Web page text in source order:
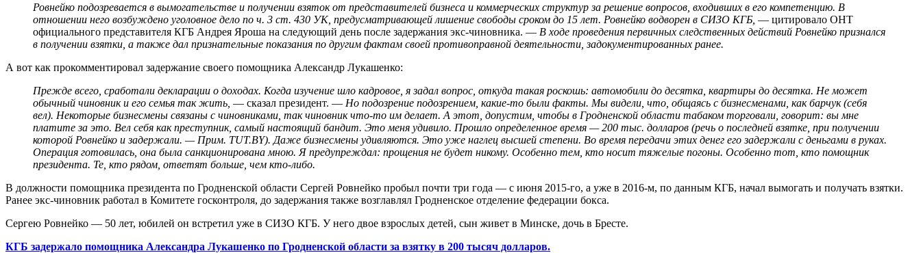
Ровнейко подозревается в вымогательстве и получении взяток от представителей бизнеса и коммерческих структур за решение вопросов, входивших в его компетенцию. В
отношении него возбуждено уголовное дело по ч. 3 ст. 430 УК, предусматривающей лишение свободы сроком до 15 лет. Ровнейко водворен в СИЗО КГБ, — цитировало ОНТ
официального представителя КГБ Андрея Яроша на следующий день после задержания экс-чиновника. — В ходе проведения первичных следственных действий Ровнейко признался
в получении взятки, а также дал признательные показания по другим фактам своей противоправной деятельности, задокументированных ранее.
А вот как прокомментировал задержание своего помощника Александр Лукашенко:
Прежде всего, сработали декларации о доходах. Когда изучение шло кадровое, я задал вопрос, откуда такая роскошь: автомобили до десятка, квартиры до десятка. Не может
обычный чиновник и его семья так жить, — сказал президент. — Но подозрение подозрением, какие-то были факты. Мы видели, что, общаясь с бизнесменами, как барчук (себя
вел). Некоторые бизнесмены связаны с чиновниками, так чиновник что-то им делает. А этот, допустим, чтобы в Гродненской области табаком торговали, говорит: вы мне
платите за это. Вел себя как преступник, самый настоящий бандит. Это меня удивило. Прошло определенное время — 200 тыс. долларов (речь о последней взятке, при получении
которой Ровнейко и задержали. — Прим. TUT.BY). Даже бизнесмены удивляются. Это уже наглец высшей степени. Во время передачи этих денег его задержали с деньгами в руках.
Операция готовилась, она была санкционирована мною. Я предупреждал: прощения не будет никому. Особенно тем, кто носит тяжелые погоны. Особенно тот, кто помощник
президента. Те, кто рядом, ответят больше, чем кто-либо.
В должности помощника президента по Гродненской области Сергей Ровнейко пробыл почти три года — с июня 2015-го, а уже в 2016-м, по данным КГБ, начал вымогать и получать взятки.
Ранее экс-чиновник работал в Комитете госконтроля, до задержания также возглавлял Гродненское отделение федерации бокса.
Сергею Ровнейко — 50 лет, юбилей он встретил уже в СИЗО КГБ. У него двое взрослых детей, сын живет в Минске, дочь в Бресте.
КГБ задержало помощника Александра Лукашенко по Гродненской области за взятку в 200 тысяч долларов.